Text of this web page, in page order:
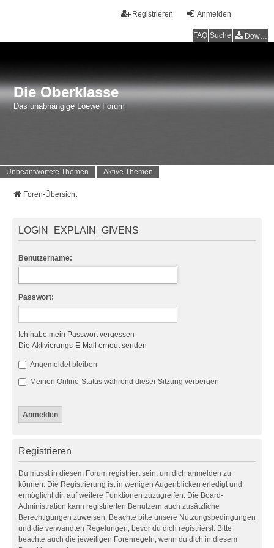
Anmelden
Registrieren
FAQ Suche Downloads
Die Oberklasse
Das unabhängige Loewe Forum
Unbeantwortete Themen Aktive Themen
Foren-Übersicht
LOGIN_EXPLAIN_GIVENS
Benutzername:
Passwort:
Ich habe mein Passwort vergessen
Die Aktivierungs-E-Mail erneut senden
Angemeldet bleiben
Meinen Online-Status während dieser Sitzung verbergen
Registrieren
Du musst in diesem Forum registriert sein, um dich anmelden zu
können. Die Registrierung ist in wenigen Augenblicken erledigt und
ermöglicht dir, auf weitere Funktionen zuzugreifen. Die Board-
Administration kann registrierten Benutzern auch zusätzliche
Berechtigungen zuweisen. Beachte bitte unsere Nutzungsbedingungen
und die verwandten Regelungen, bevor du dich registrierst. Bitte
beachte auch die jeweiligen Forenregeln, wenn du dich in diesem